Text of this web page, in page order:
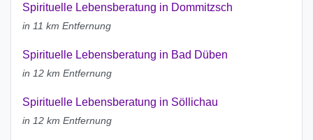
Spirituelle Lebensberatung in Dommitzsch
in 11 km Entfernung
Spirituelle Lebensberatung in Bad Düben
in 12 km Entfernung
Spirituelle Lebensberatung in Söllichau
in 12 km Entfernung